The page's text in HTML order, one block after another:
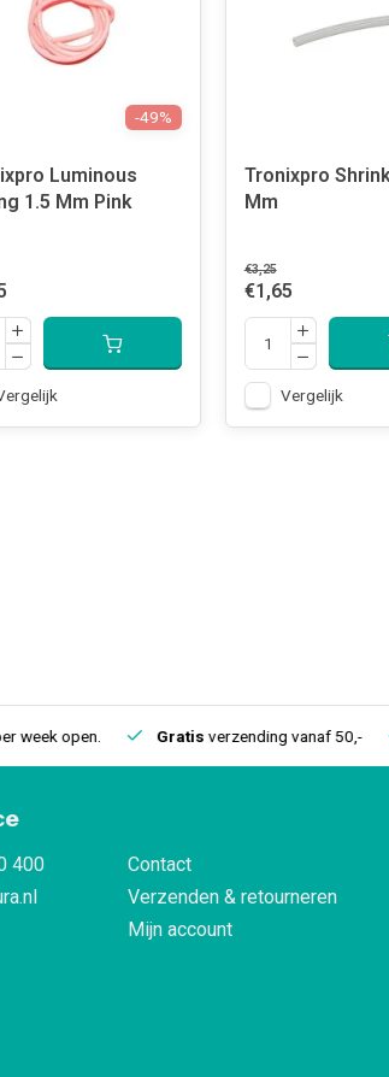
-49%
Luminous
1.5 Mm Pink
Tronixpro
Mm
€3,25
€1,65
Vergelijk
open. Gratisverzending vanaf 50,-
400
Contact
Verzenden & retourneren
Mijn account